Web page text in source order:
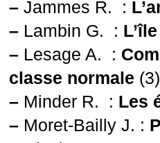
– Jammes R. :
– Lambin G. :
– Lesage A. :
classe normale (3)
– Minder R. : Les
– Moret-Bailly J. :